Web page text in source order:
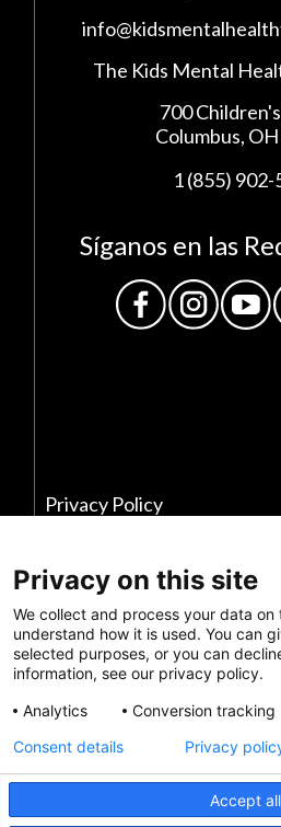
The Kids Mental
700
Columbus,
1 (855)
Síganos en las
Privacy Policy
Haz una donación
Información de crisis
Privacy on this site
We collect and process your data
understand how it is used. You can
selected purposes, or you can
information, see our privacy policy.
Analytics
Conversion tracking
Accept all
Consent details Privacy